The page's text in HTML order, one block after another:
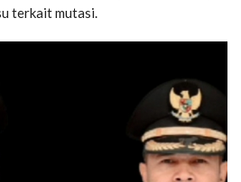
terkait mutasi.